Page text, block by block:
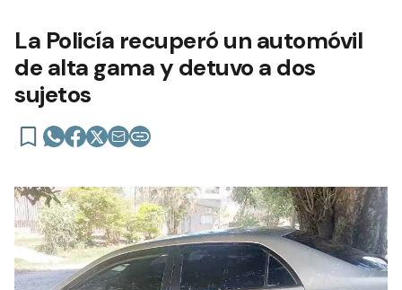
La Policía recuperó un automóvil
de alta gama y detuvo a dos
sujetos